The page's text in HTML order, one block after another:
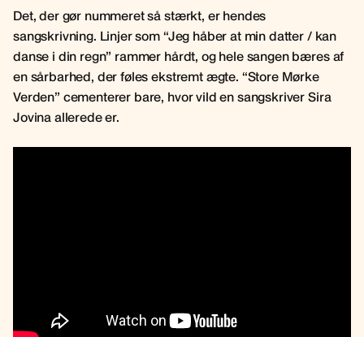
Det, der gør nummeret så stærkt, er hendes
sangskrivning. Linjer som “Jeg håber at min datter / kan
danse i din regn” rammer hårdt, og hele sangen bæres af
en sårbarhed, der føles ekstremt ægte. “Store Mørke
Verden” cementerer bare, hvor vild en sangskriver Sira
Jovina allerede er.